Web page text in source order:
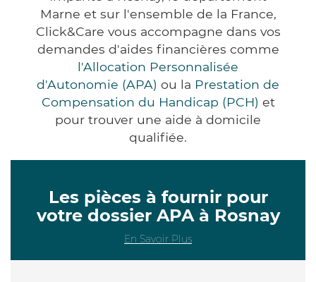
Marne et sur l'ensemble de la France,
Click&Care vous accompagne dans vos
demandes d'aides financières comme
l'Allocation Personnalisée
d'Autonomie (APA) ou la Prestation de
Compensation du Handicap (PCH) et
pour trouver une aide à domicile
qualifiée.
Les pièces à fournir pour
votre dossier APA à Rosnay
En Savoir Plus